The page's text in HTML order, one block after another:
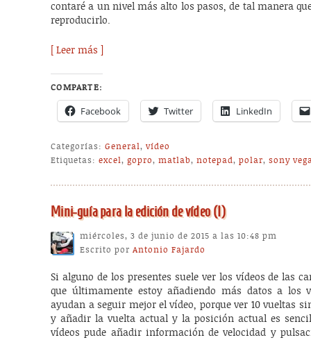
contaré a un nivel más alto los pasos, de tal manera
reproducirlo.
[ Leer más ]
COMPARTE:
Facebook Twitter LinkedIn
Categorías: General,vídeo
Etiquetas: excel,gopro,matlab,notepad,polar,sony
Mini-guía para la edición de vídeo (I)
miércoles, 3 de junio de 2015 a las 10:48 pm
Escrito porAntonio Fajardo
Si alguno de los presentes suele ver los vídeos de las
que últimamente estoy añadiendo más datos a los
ayudan a seguir mejor el vídeo, porque ver 10 vueltas
y añadir la vuelta actual y la posición actual es
vídeos pude añadir información de velocidad y